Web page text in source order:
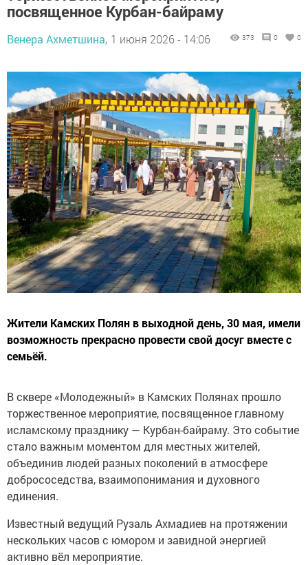
посвященное Курбан-байраму
Венера Ахметшина, 1 июня 2026 - 14:06 373 0 0
Жители Камских Полян в выходной день, 30 мая, имели
возможность прекрасно провести свой досуг вместе с
семьёй.
В сквере «Молодежный» в Камских Полянах прошло
торжественное мероприятие, посвященное главному
исламскому празднику — Курбан-байраму. Это событие
стало важным моментом для местных жителей,
объединив людей разных поколений в атмосфере
добрососедства, взаимопонимания и духовного
единения.
Известный ведущий Рузаль Ахмадиев на протяжении
нескольких часов с юмором и завидной энергией
активно вёл мероприятие.